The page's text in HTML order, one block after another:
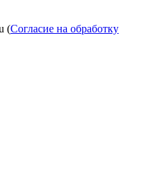
(Согласие на обработку